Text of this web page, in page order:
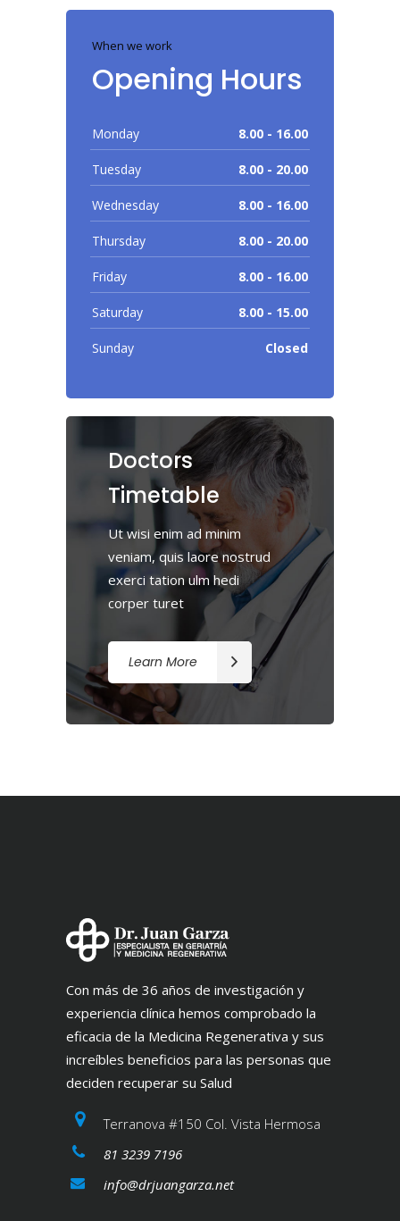
When we work
Opening Hours
Monday 8.00 - 16.00
Tuesday 8.00 - 20.00
Wednesday 8.00 - 16.00
Thursday 8.00 - 20.00
Friday 8.00 - 16.00
Saturday 8.00 - 15.00
Sunday Closed
Doctors
Timetable
Ut wisi enim ad minim
veniam, quis laore nostrud
exerci tation ulm hedi
corper turet
Learn More
Con más de 36 años de investigación y
experiencia clínica hemos comprobado la
eficacia de la Medicina Regenerativa y sus
increíbles beneficios para las personas que
deciden recuperar su Salud
Terranova #150 Col. Vista Hermosa
81 3239 7196
info@drjuangarza.net